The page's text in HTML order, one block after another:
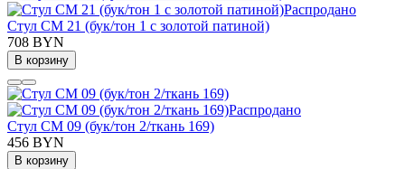
Распродано
Стул СМ 21 (бук/тон 1 с золотой патиной)
708 BYN
В корзину
Распродано
Стул СМ 09 (бук/тон 2/ткань 169)
456 BYN
В корзину